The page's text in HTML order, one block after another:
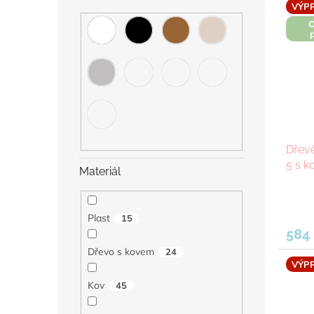
Materiál
Plast 15
Dřevo s kovem 24
Kov 45
5 s
je
5,0
z
5
584